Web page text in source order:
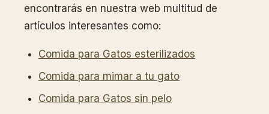
encontrarás en nuestra web multitud de
artículos interesantes como:
Comida para Gatos esterilizados
Comida para mimar a tu gato
Comida para Gatos sin pelo